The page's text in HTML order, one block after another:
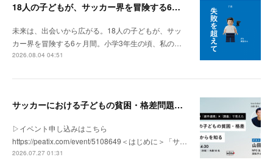
18人の子どもが、サッカー界を冒険する6ヶ月間。
未来は、出会いから広がる。18人の子どもが、サッ
カー界を冒険する6ヶ月間。小学3年生の頃、私の…
2026.08.04 04:51
サッカーにおける子どもの貧困・格差問題の現状 | 「社会とサッカー」vol.1
▷イベント申し込みはこちら
https://peatix.com/event/5108649＜はじめに＞「サ…
2026.07.27 01:31